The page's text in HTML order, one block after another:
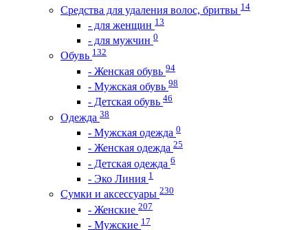
Средства для удаления волос, бритвы 14
- для женщин 13
- для мужчин 0
Обувь 132
- Женская обувь 94
- Мужская обувь 98
- Детская обувь 46
Одежда 38
- Мужская одежда 0
- Женская одежда 25
- Детская одежда 6
- Эко Линия 1
Сумки и аксессуары 230
- Женские 207
- Мужские 17